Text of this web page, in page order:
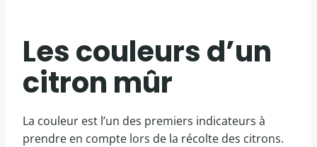
Les couleurs d’un
citron mûr
La couleur est l’un des premiers indicateurs à
prendre en compte lors de la récolte des citrons.